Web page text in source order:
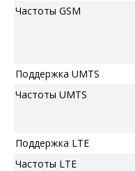
Частоты GSM
Поддержка UMTS
Частоты UMTS
Поддержка LTE
Частоты LTE